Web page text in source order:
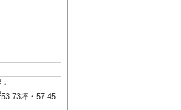
・
53.73坪・57.45